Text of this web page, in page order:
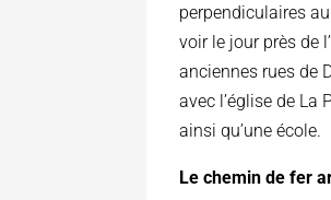
perpendiculaires
voir le jour près de
anciennes rues de
avec l’église de La
ainsi qu’une école.
Le chemin de fer